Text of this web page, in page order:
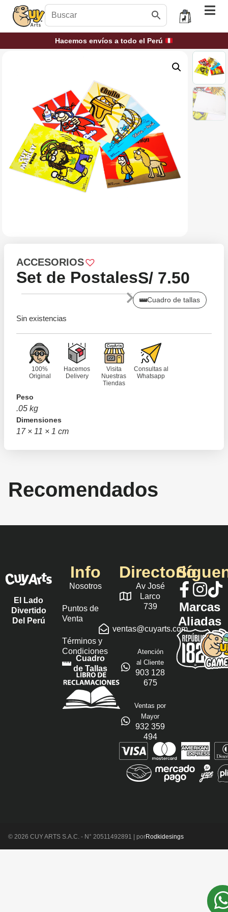
Hacemos envíos a todo el Perú
ACCESORIOS
Set de PostalesS/ 7.50
Cuadro de tallas
Sin existencias
100%
Original
Hacemos
Delivery
Visita
Nuestras
Tiendas
Consultas al
Whatsapp
Peso
.05 kg
Dimensiones
17 × 11 × 1 cm
Recomendados
El Lado
Divertido
Del Perú
Info
Nosotros
Puntos de
Venta
Términos y
Condiciones
Cuadro
de Tallas
Directorio
Av José
Larco
739
ventas@cuyarts.com
Atención
al Cliente
903 128
675
Ventas por
Mayor
932 359
494
Marcas
Aliadas
© 2026 CUY ARTS S.A.C. - N° 20511492891 | porRodkidesings